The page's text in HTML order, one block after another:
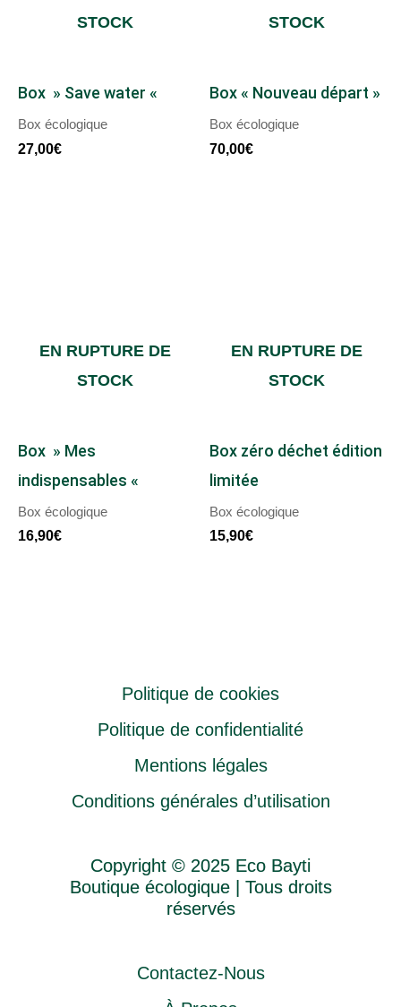
STOCK
Box » Save water «
Box écologique
27,00€
STOCK
Box « Nouveau départ »
Box écologique
70,00€
EN RUPTURE DE
STOCK
Box » Mes
indispensables «
Box écologique
16,90€
EN RUPTURE DE
STOCK
Box zéro déchet édition
limitée
Box écologique
15,90€
Politique de cookies
Politique de confidentialité
Mentions légales
Conditions générales d’utilisation
Copyright © 2025 Eco Bayti
Boutique écologique | Tous droits
réservés
Contactez-Nous